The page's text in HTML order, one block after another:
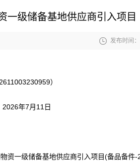
一级储备基地供应商引入项
 发布时间
）
2026年7月11日
物资一级储备基地供应商引入项目(备品备